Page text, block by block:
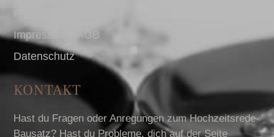
Impressum I AGB
Datenschutz
KONTAKT
Hast du Fragen oder Anregungen zum Hochzeitsrede-
Bausatz? Hast du Probleme, dich auf der Seite